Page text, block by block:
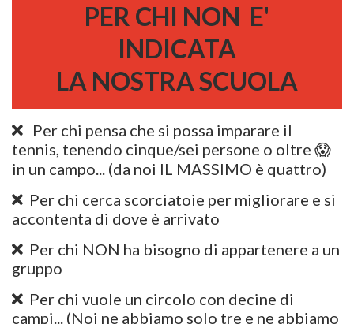
PER CHI NON E'
INDICATA
LA NOSTRA SCUOLA
Per chi pensa che si possa imparare il
tennis, tenendo cinque/sei persone o oltre 😱
in un campo... (da noi IL MASSIMO è quattro)
Per chi cerca scorciatoie per migliorare e si
accontenta di dove è arrivato
Per chi NON ha bisogno di appartenere a un
gruppo
Per chi vuole un circolo con decine di
campi... (Noi ne abbiamo solo tre e ne abbiamo